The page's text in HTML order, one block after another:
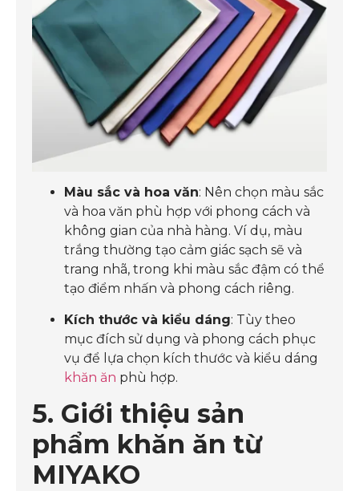
Màu sắc và hoa văn: Nên chọn màu sắc
và hoa văn phù hợp với phong cách và
không gian của nhà hàng. Ví dụ, màu
trắng thường tạo cảm giác sạch sẽ và
trang nhã, trong khi màu sắc đậm có thể
tạo điểm nhấn và phong cách riêng.
Kích thước và kiểu dáng: Tùy theo
mục đích sử dụng và phong cách phục
vụ để lựa chọn kích thước và kiểu dáng
khăn ăn phù hợp.
5. Giới thiệu sản
phẩm khăn ăn từ
MIYAKO